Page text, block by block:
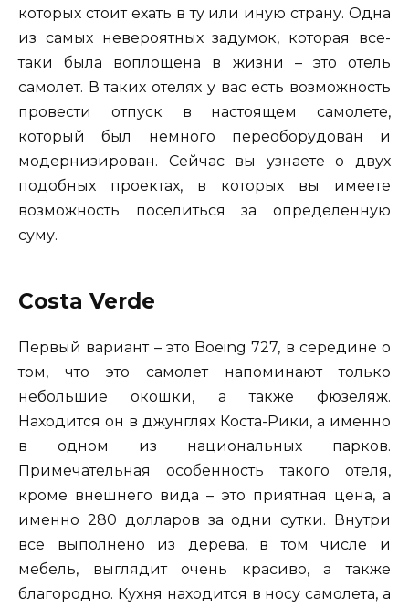
которых стоит ехать в ту или иную страну. Одна
из самых невероятных задумок, которая все-
таки была воплощена в жизни – это отель
самолет. В таких отелях у вас есть возможность
провести отпуск в настоящем самолете,
который был немного переоборудован и
модернизирован. Сейчас вы узнаете о двух
подобных проектах, в которых вы имеете
возможность поселиться за определенную
суму.
Costa Verde
Первый вариант – это Boeing 727, в середине о
том, что это самолет напоминают только
небольшие окошки, а также фюзеляж.
Находится он в джунглях Коста-Рики, а именно
в одном из национальных парков.
Примечательная особенность такого отеля,
кроме внешнего вида – это приятная цена, а
именно 280 долларов за одни сутки. Внутри
все выполнено из дерева, в том числе и
мебель, выглядит очень красиво, а также
благородно. Кухня находится в носу самолета, а